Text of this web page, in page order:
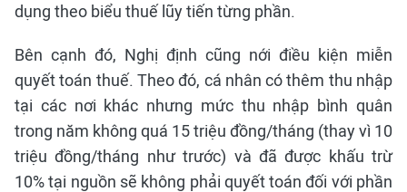
dụng theo biểu thuế lũy tiến từng phần.
Bên cạnh đó, Nghị định cũng nới điều kiện miễn
quyết toán thuế. Theo đó, cá nhân có thêm thu nhập
tại các nơi khác nhưng mức thu nhập bình quân
trong năm không quá 15 triệu đồng/tháng (thay vì 10
triệu đồng/tháng như trước) và đã được khấu trừ
10% tại nguồn sẽ không phải quyết toán đối với phần